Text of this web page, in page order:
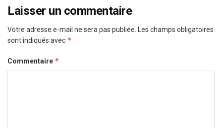
Laisser un commentaire
Votre adresse e-mail ne sera pas publiée.
Les champs obligatoires
sont indiqués avec *
Commentaire *